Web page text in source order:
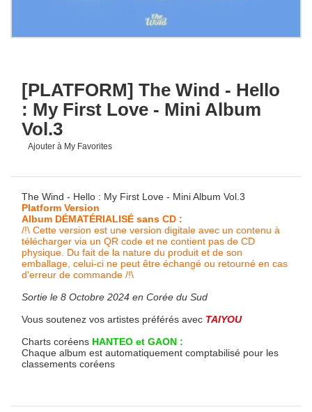
[PLATFORM] The Wind - Hello
: My First Love - Mini Album
Vol.3
Ajouter à My Favorites
The Wind - Hello : My First Love - Mini Album Vol.3
Platform Version
Album DÉMATÉRIALISÉ sans CD :
/!\ Cette version est une version digitale avec un contenu à
télécharger via un QR code et ne contient pas de CD
physique. Du fait de la nature du produit et de son
emballage, celui-ci ne peut être échangé ou retourné en cas
d'erreur de commande /!\
Sortie le 8 Octobre 2024 en Corée du Sud
Vous soutenez vos artistes préférés avec TAIYOU
Charts coréens HANTEO et GAON :
Chaque album est automatiquement comptabilisé pour les
classements coréens